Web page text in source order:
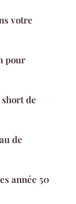
votre
pour
de
de
année 50